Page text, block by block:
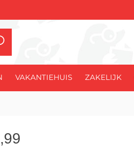
VAKANTIEHUIS ZAKELIJK